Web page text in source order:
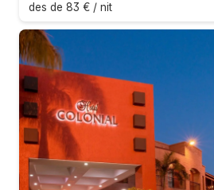
des de 83 € / nit